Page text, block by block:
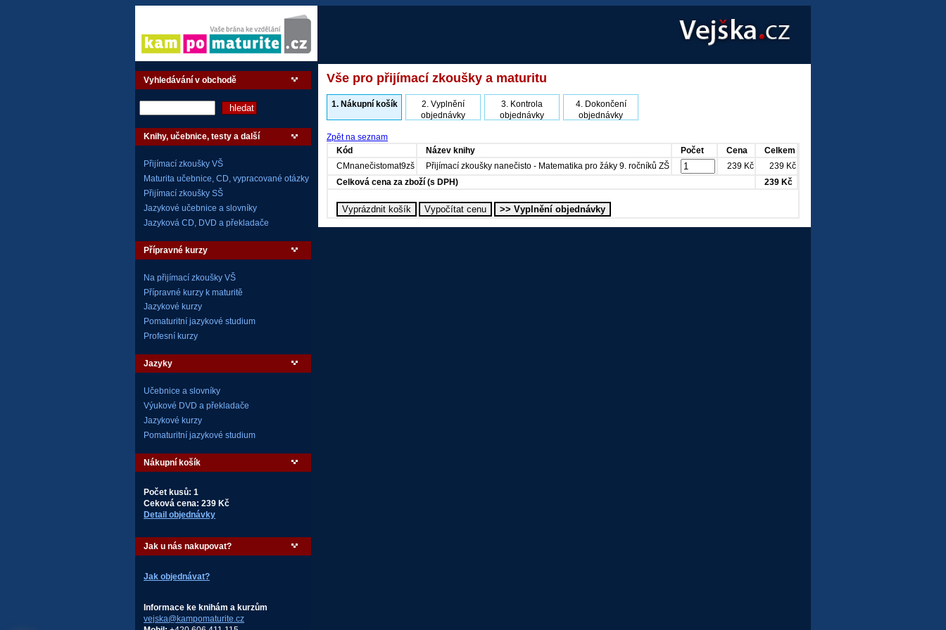
Vyhledávání v obchodě
Knihy, učebnice, testy a další
Přijímací zkoušky VŠ
Maturita učebnice, CD, vypracované otázky
Přijímací zkoušky SŠ
Jazykové učebnice a slovníky
Jazyková CD, DVD a překladače
Přípravné kurzy
Na přijímací zkoušky VŠ
Přípravné kurzy k maturitě
Jazykové kurzy
Pomaturitní jazykové studium
Profesní kurzy
Jazyky
Učebnice a slovníky
Výukové DVD a překladače
Jazykové kurzy
Pomaturitní jazykové studium
Nákupní košík
Počet kusů: 1
Ceková cena: 239 Kč
Detail objednávky
Jak u nás nakupovat?
Jak objednávat?
Informace ke knihám a kurzům
vejska@kampomaturite.cz
Vše pro přijímací zkoušky a maturitu
1.Nákupní košík 2. Vyplnění
objednávky
3. Kontrola
objednávky
4.Dokončení
objednávky
Zpět na seznam
Kód
Název knihy Počet Cena
Celkem
CMnanečistomat9zš
Přijímací zkoušky nanečisto - Matematika pro žáky 9. ročníků ZŠ 239 Kč
239 Kč
Celková cena za zboží (s DPH)
239 Kč